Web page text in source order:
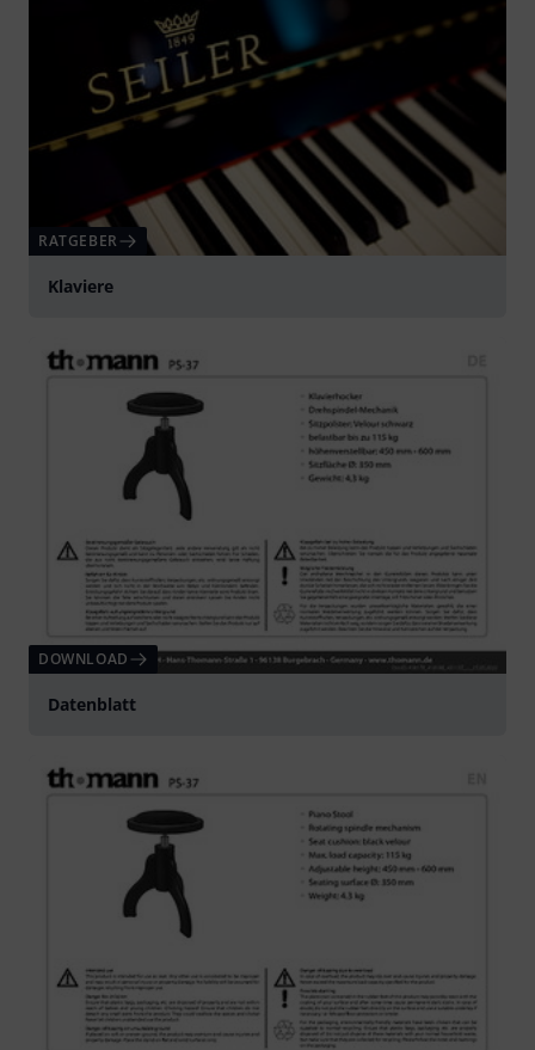
RATGEBER
Klaviere
DOWNLOAD
Datenblatt